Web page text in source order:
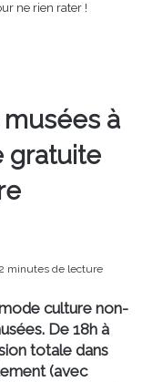
ne rien rater !
à
gratuite
2 minutes de lecture
culture non-
De 18h à
totale dans
(avec